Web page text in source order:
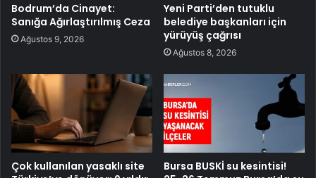
Bodrum’da Cinayet:
Sanığa Ağırlaştırılmış Ceza
Ağustos 9, 2026
Yeni Parti’den tutuklu
belediye başkanları için
yürüyüş çağrısı
Ağustos 8, 2026
Çok kullanılan yasaklı site
Bursa BUSKİ su kesintisi!